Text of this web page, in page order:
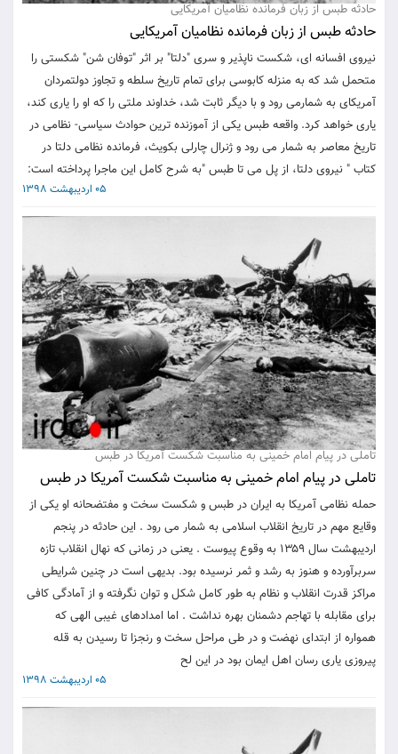
حادثه طبس از زبان فرمانده نظامیان آمریکایی
حادثه طبس از زبان فرمانده نظامیان آمریکایی
نیروی افسانه ای، شکست ناپذیر و سری "دلتا" بر اثر "توفان شن" شکستی را
متحمل شد که به منزله کابوسی برای تمام تاریخ سلطه و تجاوز دولتمردان
آمریکای به شمارمی رود و با دیگر ثابت شد، خداوند ملتی را که او را یاری کند،
یاری خواهد کرد. واقعه طبس یکی از آموزنده ترین حوادث سیاسی- نظامی در
تاریخ معاصر به شمار می رود و ژنرال چارلی بکویث، فرمانده نظامی دلتا در
کتاب " نیروی دلتا، از پل می تا طبس "به شرح کامل این ماجرا پرداخته است:
05 اردیبهشت 1398
تاملی در پیام امام خمینی به مناسبت شکست آمریکا در طبس
تاملی در پیام امام خمینی به مناسبت شکست آمریکا در طبس
حمله نظامی آمریکا به ایران در طبس و شکست سخت و مفتضحانه او یکی از
وقایع مهم در تاریخ انقلاب اسلامی به شمار می رود . این حادثه در پنجم
اردیبهشت سال ۱۳۵۹ به وقوع پیوست . یعنی در زمانی که نهال انقلاب تازه
سربرآورده و هنوز به رشد و ثمر نرسیده بود. بدیهی است در چنین شرایطی
مراکز قدرت انقلاب و نظام به طور کامل شکل و توان نگرفته و از آمادگی کافی
برای مقابله با تهاجم دشمنان بهره نداشت . اما امدادهای غیبی الهی که
همواره از ابتدای نهضت و در طی مراحل سخت و رنجزا تا رسیدن به قله
پیروزی یاری رسان اهل ایمان بود در این لح
05 اردیبهشت 1398